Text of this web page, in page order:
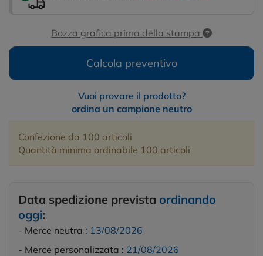
Bozza grafica prima della stampa
Calcola preventivo
Vuoi provare il prodotto?
ordina un campione neutro
Confezione da 100 articoli
Quantità minima ordinabile 100 articoli
Data spedizione prevista ordinando
oggi:
- Merce neutra : 13/08/2026
- Merce personalizzata : 21/08/2026